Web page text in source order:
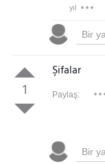
yıl
1
Şifalar
Paylaş: